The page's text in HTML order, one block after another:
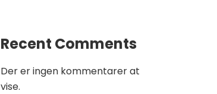
Recent Comments
Der er ingen kommentarer at
vise.